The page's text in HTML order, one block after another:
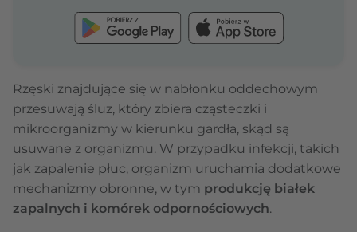
Rzęski znajdujące się w nabłonku oddechowym
przesuwają śluz, który zbiera cząsteczki i
mikroorganizmy w kierunku gardła, skąd są
usuwane z organizmu. W przypadku infekcji, takich
jak zapalenie płuc, organizm uruchamia dodatkowe
mechanizmy obronne, w tym produkcję białek
zapalnych i komórek odpornościowych.